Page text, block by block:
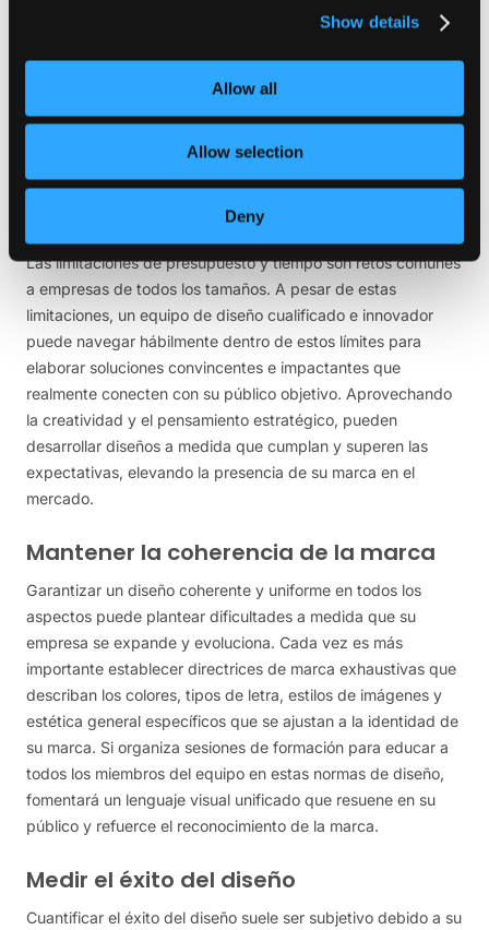
Show details
Allow all
Allow selection
Deny
la identidad de la marca. Por otro lado, las agencias externas
especializados al trabajar con una amplia gama de clientes.
En última instancia, el éxito del diseño radica en traducir
eficazmente su visión en un diseño convincente y cohesivo
que resuene con su público objetivo.
Equilibrar la creatividad con las
Las limitaciones de presupuesto y tiempo son retos comunes
a empresas de todos los tamaños. A pesar de estas
limitaciones, un equipo de diseño cualificado e innovador
puede navegar hábilmente dentro de estos límites para
elaborar soluciones convincentes e impactantes que
realmente conecten con su público objetivo. Aprovechando
la creatividad y el pensamiento estratégico, pueden
desarrollar diseños a medida que cumplan y superen las
expectativas, elevando la presencia de su marca en el
mercado.
Mantener la coherencia de la marca
Garantizar un diseño coherente y uniforme en todos los
aspectos puede plantear dificultades a medida que su
empresa se expande y evoluciona. Cada vez es más
importante establecer directrices de marca exhaustivas que
describan los colores, tipos de letra, estilos de imágenes y
estética general específicos que se ajustan a la identidad de
su marca. Si organiza sesiones de formación para educar a
todos los miembros del equipo en estas normas de diseño,
fomentará un lenguaje visual unificado que resuene en su
público y refuerce el reconocimiento de la marca.
Medir el éxito del diseño
Cuantificar el éxito del diseño suele ser subjetivo debido a su